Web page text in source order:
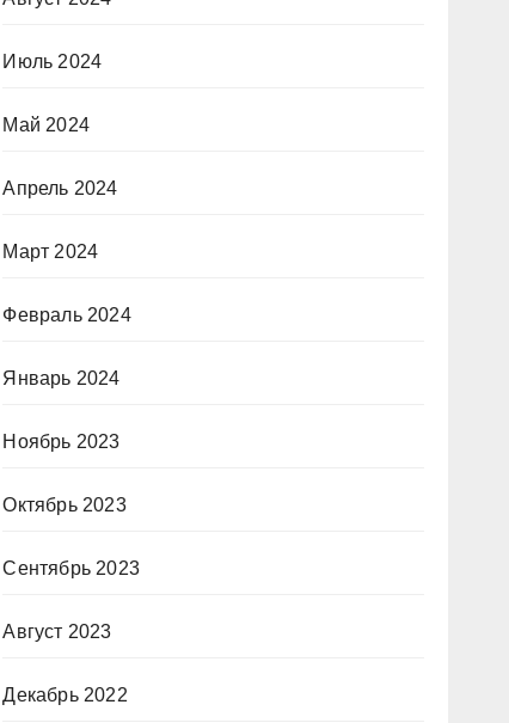
Июль 2024
Май 2024
Апрель 2024
Март 2024
Февраль 2024
Январь 2024
Ноябрь 2023
Октябрь 2023
Сентябрь 2023
Август 2023
Декабрь 2022